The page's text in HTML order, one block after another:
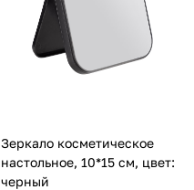
Зеркало косметическое
настольное, 10*15 см, цвет:
черный